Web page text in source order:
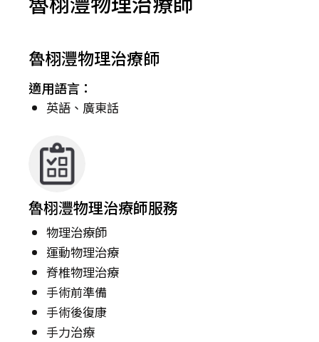
魯栩灃物理治療師
適用語言：
英語、廣東話
魯栩灃物理治療師服務
物理治療師
運動物理治療
脊椎物理治療
手術前準備
手術後復康
手力治療